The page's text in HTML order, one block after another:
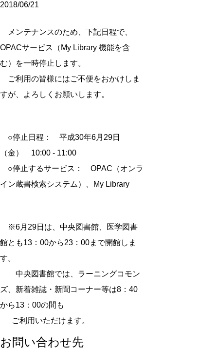
2018/06/21
メンテナンスのため、下記日程で、
OPACサービス（My Library 機能を含
む）を一時停止します。
ご利用の皆様にはご不便をおかけしま
すが、よろしくお願いします。
○停止日程： 平成30年6月29日
（金） 10:00 - 11:00
○停止するサービス： OPAC（オンラ
イン蔵書検索システム）、My Library
※6月29日は、中央図書館、医学図書
館とも13：00から23：00まで開館しま
す。
中央図書館では、ラーニングコモン
ズ、新着雑誌・新聞コーナー等は8：40
から13：00の間も
ご利用いただけます。
お問い合わせ先